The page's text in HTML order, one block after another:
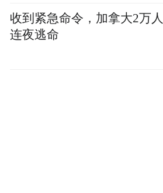
收到紧急命令，加拿大2万人
连夜逃命